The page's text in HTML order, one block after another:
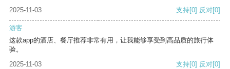
2025-11-03
支持[0] 反对[0]
游客
这款app的酒店、餐厅推荐非常有用，让我能够享受到高品质的旅行体
验。
2025-11-03
支持[0] 反对[0]